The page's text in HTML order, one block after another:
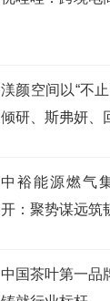
渼颜空间以“不
倾研、斯弗妍、
中裕能源燃气
开：聚势谋远筑
中国茶叶第一品